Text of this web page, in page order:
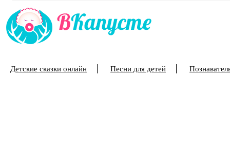
Детские сказки онлайн Песни для детей